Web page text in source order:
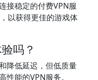
接稳定的付费VPN服
以获得更佳的游戏体
吗？
降低延迟，但低质量
性能的VPN服务。